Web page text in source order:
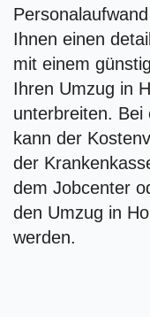
Ihnen einen
mit einem
Ihren Umzug in
unterbreiten. Bei
kann der
der
dem Jobcenter
den Umzug in
werden.